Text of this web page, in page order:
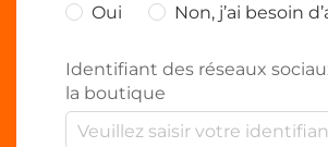
Oui Non, j’ai besoin
Identifiant des réseaux
la boutique